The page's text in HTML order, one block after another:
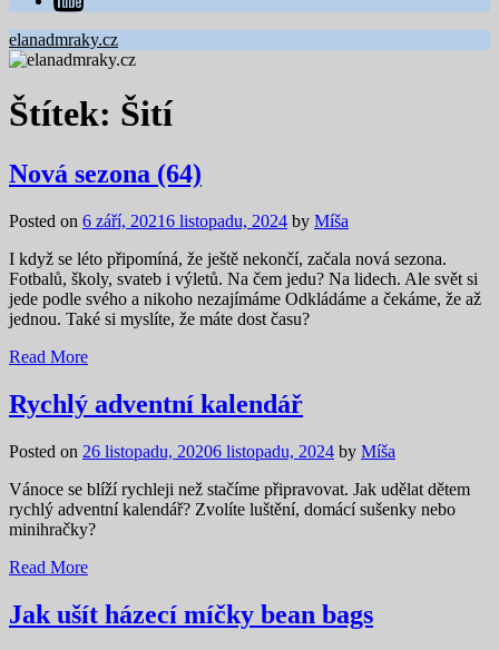
elanadmraky.cz
Štítek: Šití
Nová sezona (64)
Posted on 6 září, 20216 listopadu, 2024 by Míša
I když se léto připomíná, že ještě nekončí, začala nová sezona.
Fotbalů, školy, svateb i výletů. Na čem jedu? Na lidech. Ale svět si
jede podle svého a nikoho nezajímáme Odkládáme a čekáme, že až
jednou. Také si myslíte, že máte dost času?
Read More
Rychlý adventní kalendář
Posted on 26 listopadu, 20206 listopadu, 2024 by Míša
Vánoce se blíží rychleji než stačíme připravovat. Jak udělat dětem
rychlý adventní kalendář? Zvolíte luštění, domácí sušenky nebo
minihračky?
Read More
Jak ušít házecí míčky bean bags